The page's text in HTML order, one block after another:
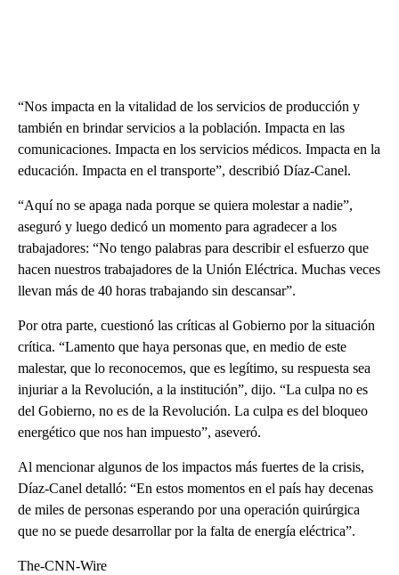
“Nos impacta en la vitalidad de los servicios de producción y
también en brindar servicios a la población. Impacta en las
comunicaciones. Impacta en los servicios médicos. Impacta en la
educación. Impacta en el transporte”, describió Díaz-Canel.
“Aquí no se apaga nada porque se quiera molestar a nadie”,
aseguró y luego dedicó un momento para agradecer a los
trabajadores: “No tengo palabras para describir el esfuerzo que
hacen nuestros trabajadores de la Unión Eléctrica. Muchas veces
llevan más de 40 horas trabajando sin descansar”.
Por otra parte, cuestionó las críticas al Gobierno por la situación
crítica. “Lamento que haya personas que, en medio de este
malestar, que lo reconocemos, que es legítimo, su respuesta sea
injuriar a la Revolución, a la institución”, dijo. “La culpa no es
del Gobierno, no es de la Revolución. La culpa es del bloqueo
energético que nos han impuesto”, aseveró.
Al mencionar algunos de los impactos más fuertes de la crisis,
Díaz-Canel detalló: “En estos momentos en el país hay decenas
de miles de personas esperando por una operación quirúrgica
que no se puede desarrollar por la falta de energía eléctrica”.
The-CNN-Wire